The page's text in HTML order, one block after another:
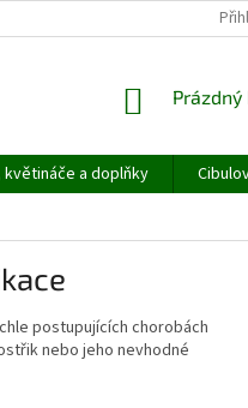
REKLAMACE
NÁKUPNÍ
Prázdný
a doplňky
postupujících chorobách
nebo jeho nevhodné